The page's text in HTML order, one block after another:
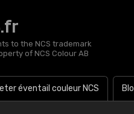
.fr
to the NCS trademark
of NCS Colour AB
éventail couleur NCS